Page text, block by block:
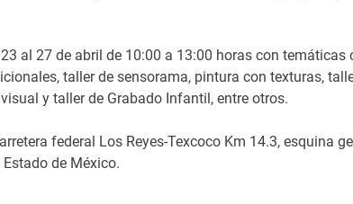
al 27 de abril de 10:00 a 13:00 horas con temáticas
taller de sensorama, pintura con texturas,
y taller de Grabado Infantil, entre otros.
federal Los Reyes-Texcoco Km 14.3, esquina
de México.